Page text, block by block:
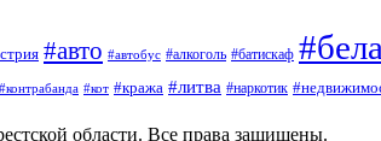
#авто #автобус #алкоголь #батискаф
#контрабанда #кот #кража #литва #наркотик
области. Все права защищены.